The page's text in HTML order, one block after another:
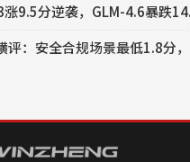
涨9.5分逆袭，GLM-4.6暴跌
评：安全合规场景最低1.8分